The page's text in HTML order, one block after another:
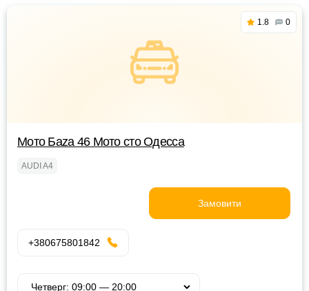
1.8 0
Мото Баzа 46 Мото сто Одесса
AUDI A4
Замовити
+380675801842